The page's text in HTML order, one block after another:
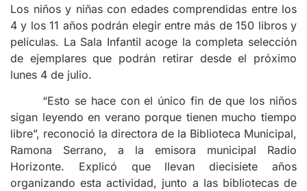
Los niños y niñas con edades comprendidas entre los
4 y los 11 años podrán elegir entre más de 150 libros y
películas. La Sala Infantil acoge la completa selección
de ejemplares que podrán retirar desde el próximo
lunes 4 de julio.
“Esto se hace con el único fin de que los niños
sigan leyendo en verano porque tienen mucho tiempo
libre”, reconoció la directora de la Biblioteca Municipal,
Ramona Serrano, a la emisora municipal Radio
Horizonte. Explicó que llevan diecisiete años
organizando esta actividad, junto a las bibliotecas de